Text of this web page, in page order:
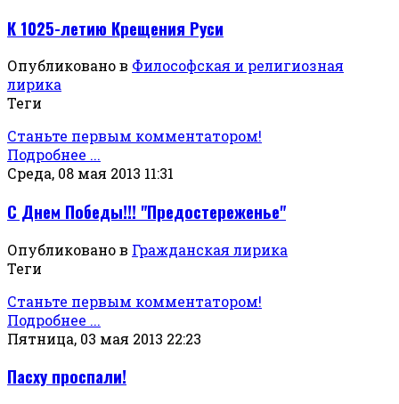
К 1025-летию Крещения Руси
Опубликовано в Философская и религиозная
лирика
Теги
Станьте первым комментатором!
Подробнее ...
Среда, 08 мая 2013 11:31
С Днем Победы!!! "Предостереженье"
Опубликовано в Гражданская лирика
Теги
Станьте первым комментатором!
Подробнее ...
Пятница, 03 мая 2013 22:23
Пасху проспали!